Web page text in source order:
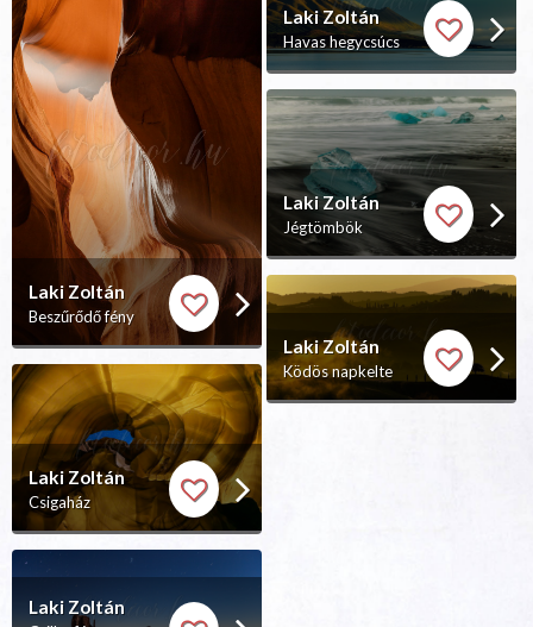
Laki Zoltán
Beszűrődő fény
Laki Zoltán
Csigaház
Laki Zoltán
Laki Zoltán
Havas hegycsúcs
Laki Zoltán
Jégtömbök
Laki Zoltán
Ködös napkelte